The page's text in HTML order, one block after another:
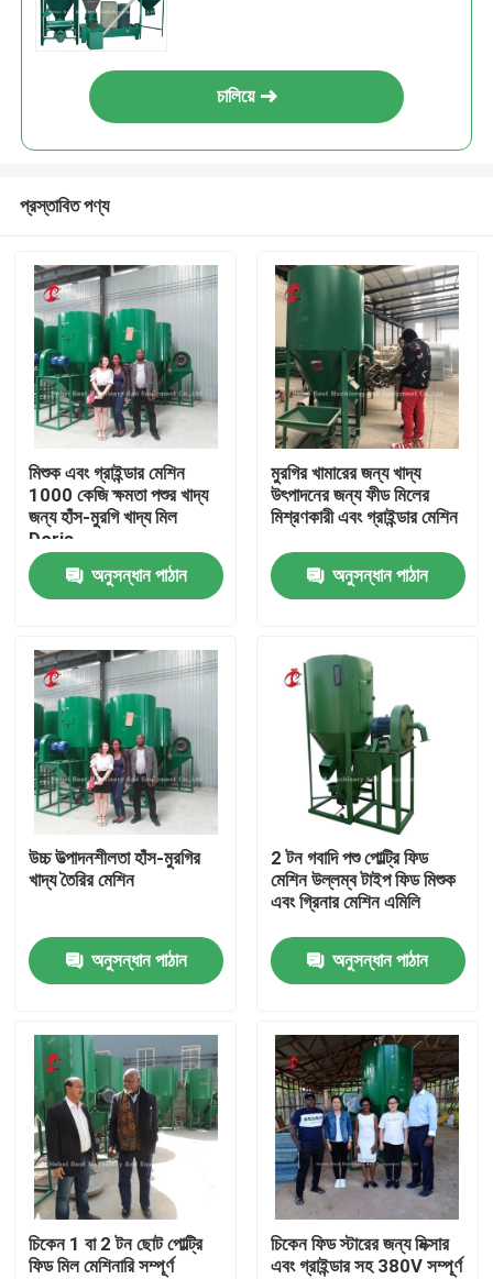
আমাদের সম্পর্কে
পরিচিতি
পণ্য
স্তর ব্যাটারি খাঁচা সিস্টেম
পোল্ট্রি ফার্মিং কেজ সিস্টেম
পোল্ট্রি লেয়ার খাঁচা
বিক্রয়ের জন্য চিকেন ব্যাটারি খাঁচা
ব্রয়লার মুরগির খাঁচা
চালিয়ে
প্রস্তাবিত পণ্য
মিশুক এবং গ্রাইন্ডার মেশিন
1000 কেজি ক্ষমতা পশুর খাদ্য
জন্য হাঁস-মুরগি খাদ্য মিল
Doris
অনুসন্ধান পাঠান
মুরগির খামারের জন্য খাদ্য
উৎপাদনের জন্য ফীড মিলের
মিশ্রণকারী এবং গ্রাইন্ডার মেশিন
অনুসন্ধান পাঠান
উচ্চ উত্পাদনশীলতা হাঁস-মুরগির
খাদ্য তৈরির মেশিন
অনুসন্ধান পাঠান
2 টন গবাদি পশু পোল্ট্রি ফিড
মেশিন উল্লম্ব টাইপ ফিড মিশুক
এবং গ্রিনার মেশিন এমিলি
অনুসন্ধান পাঠান
চিকেন 1 বা 2 টন ছোট পোল্ট্রি
ফিড মিল মেশিনারি সম্পূর্ণ
চিকেন ফিড স্টারের জন্য মিক্সার
এবং গ্রাইন্ডার সহ 380V সম্পূর্ণ